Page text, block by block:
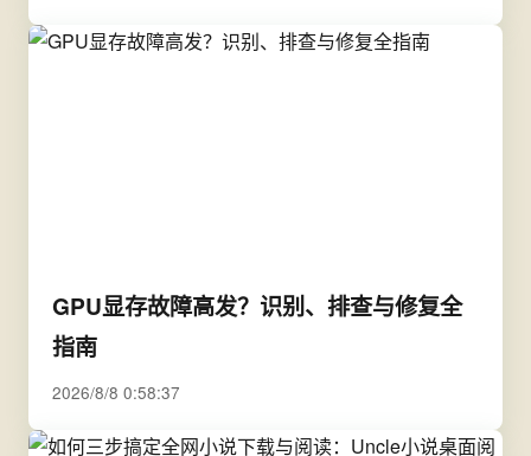
GPU显存故障高发？识别、排查与修复全
指南
2026/8/8 0:58:37